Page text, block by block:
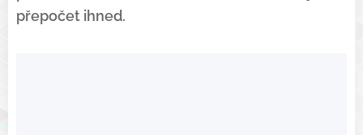
přepočet ihned.